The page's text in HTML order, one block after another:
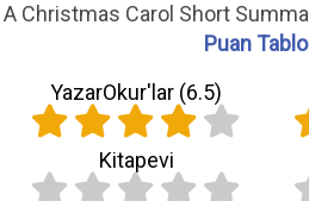
A Christmas Carol Short
Puan
YazarOkur'lar (6.5)
Kitapevi